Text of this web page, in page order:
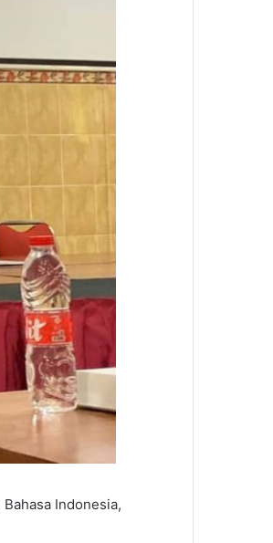
Indonesia,